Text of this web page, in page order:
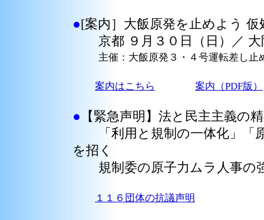
●[案内］大飯原発を止めよう
京都 ９月３０日（日）／ 大
主催：大飯原発３・４号運転差し止
案内はこちら 案内（PDF版）
● 【緊急声明】法と民主主義の
「利用と規制の一体化」「
を招く
規制委の原子力ムラ人事の
１１６団体の抗議声明